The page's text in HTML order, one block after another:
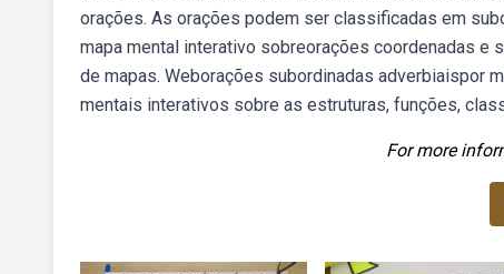
orações. As orações podem ser classificadas em
mapa mental interativo sobreorações coordenadas e
de mapas. Weborações subordinadas adverbiaispor
mentais interativos sobre as estruturas, funções,
For more